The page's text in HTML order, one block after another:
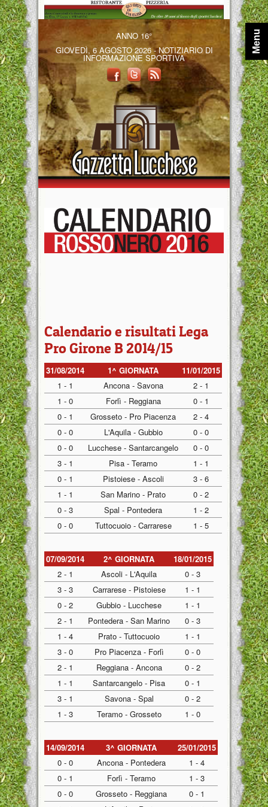
ANNO 16°
GIOVEDÌ, 6 AGOSTO 2026 - NOTIZIARIO DI
INFORMAZIONE SPORTIVA
Calendario e risultati Lega
Pro Girone B 2014/15
31/08/2014 1^ GIORNATA
11/01/2015
1 - 1
Ancona - Savona
2 - 1
1 - 0
Forlì - Reggiana
0 - 1
0 - 1
Grosseto - Pro Piacenza
2 - 4
0 - 0
L'Aquila - Gubbio
0 - 0
0 - 0
Lucchese - Santarcangelo
0 - 0
3 - 1
Pisa - Teramo
1 - 1
0 - 1
Pistoiese - Ascoli
3 - 6
1 - 1
San Marino - Prato
0 - 2
0 - 3
Spal - Pontedera
1 - 2
0 - 0
Tuttocuoio - Carrarese 1 - 5
07/09/2014 2^ GIORNATA
18/01/2015
2 - 1
Ascoli - L'Aquila
0 - 3
3 - 3
Carrarese - Pistoiese
1 - 1
0 - 2
Gubbio - Lucchese
1 - 1
2 - 1
Pontedera - San Marino
0 - 3
1 - 4
Prato - Tuttocuoio
1 - 1
3 - 0
Pro Piacenza - Forlì
0 - 0
2 - 1
Reggiana - Ancona
0 - 2
1 - 1
Santarcangelo - Pisa
0 - 1
3 - 1
Savona - Spal
0 - 2
1 - 3
Teramo - Grosseto 1 - 0
14/09/2014 3^ GIORNATA
25/01/2015
0 - 0
Ancona - Pontedera
1 - 4
0 - 1
Forlì - Teramo
1 - 3
0 - 0
Grosseto - Reggiana
0 - 1
Menu